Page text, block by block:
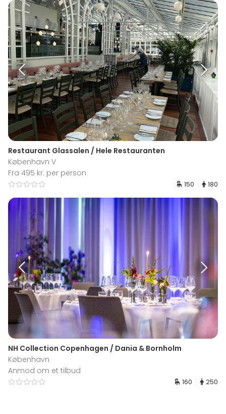
Restaurant Glassalen / Hele Restauranten
København V
Fra 495 kr. per person
150 180
NH Collection Copenhagen / Dania & Bornholm
København
Anmod om et tilbud
160 250